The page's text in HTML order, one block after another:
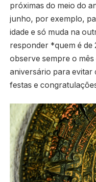
próximas do meio do
junho, por exemplo,
idade e só muda na
responder *quem é de
observe sempre o
aniversário para evitar
festas e